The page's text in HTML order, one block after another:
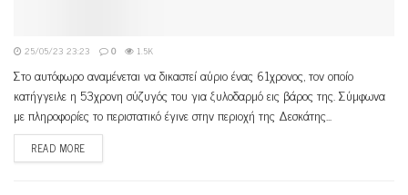
25/05/23 23:23 0 1.5K
Στο αυτόφωρο αναμένεται να δικαστεί αύριο ένας 61χρονος, τον οποίο
κατήγγειλε η 53χρονη σύζυγός του για ξυλοδαρμό εις βάρος της. Σύμφωνα
με πληροφορίες το περιστατικό έγινε στην περιοχή της Δεσκάτης...
READ MORE